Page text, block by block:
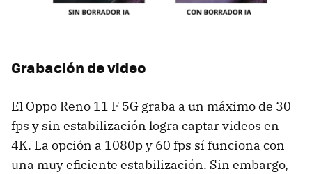
Grabación de video
El Oppo Reno 11 F 5G graba a un máximo de 30
fps y sin estabilización logra captar videos en
4K. La opción a 1080p y 60 fps sí funciona con
una muy eficiente estabilización. Sin embargo,